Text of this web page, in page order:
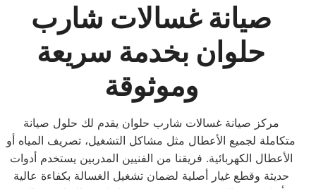
صيانة غسالات شارب
حلوان بخدمة سريعة
وموثوقة
مركز صيانة غسالات شارب حلوان يقدم لك حلول صيانة
متكاملة لجميع الأعطال مثل مشاكل التشغيل، تصريف المياه أو
الأعطال الكهربائية. فريقنا من الفنيين المدربين يستخدم أدوات
حديثة وقطع غيار أصلية لضمان تشغيل الغسالة بكفاءة عالية